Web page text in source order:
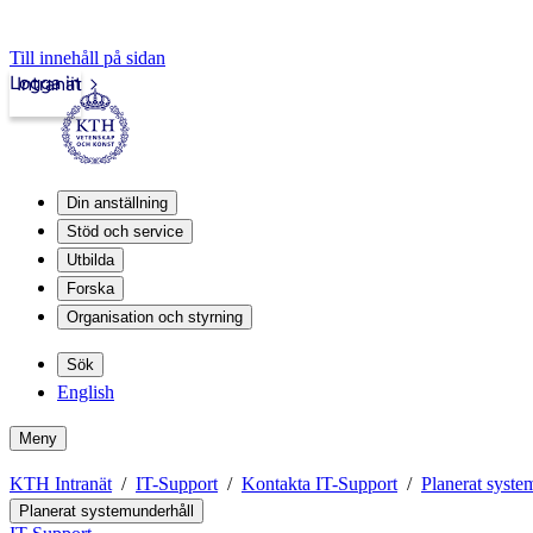
Till innehåll på sidan
Intranät
Logga in
Din anställning
Stöd och service
Utbilda
Forska
Organisation och styrning
Sök
English
Meny
KTH Intranät IT-Support Kontakta IT-Support Planerat
Planerat systemunderhåll